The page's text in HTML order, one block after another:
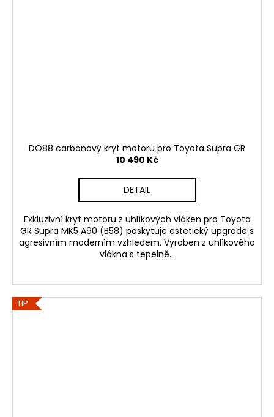
DO88 carbonový kryt motoru pro Toyota Supra GR
10 490 Kč
DETAIL
Exkluzivní kryt motoru z uhlíkových vláken pro Toyota
GR Supra MK5 A90 (B58) poskytuje estetický upgrade s
agresivním moderním vzhledem. Vyroben z uhlíkového
vlákna s tepelně...
TIP